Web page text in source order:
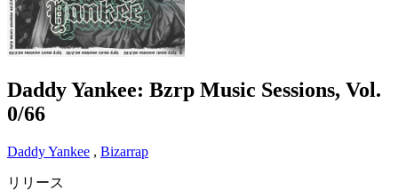
Daddy Yankee: Bzrp Music Sessions, Vol.
0/66
Daddy Yankee , Bizarrap
リリース